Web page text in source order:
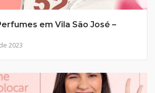
em Vila São José –
2023